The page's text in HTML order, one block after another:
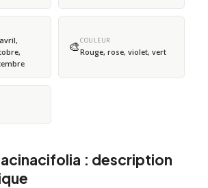
🎨COULEUR
Rouge, rose, violet, vert
: description